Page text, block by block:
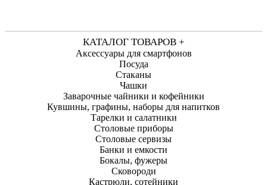
КАТАЛОГ ТОВАРОВ +
Аксессуары для смартфонов
Посуда
Стаканы
Чашки
Заварочные чайники и кофейники
Кувшины, графины, наборы для напитков
Тарелки и салатники
Столовые приборы
Столовые сервизы
Банки и емкости
Бокалы, фужеры
Сковороди
Кастрюли, сотейники